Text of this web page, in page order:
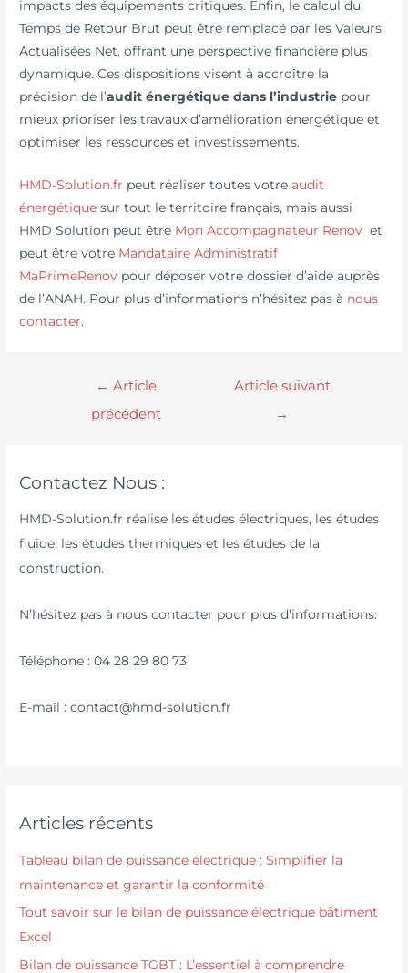
impacts des équipements critiques. Enfin, le calcul du
Temps de Retour Brut peut être remplacé par les Valeurs
Actualisées Net, offrant une perspective financière plus
dynamique. Ces dispositions visent à accroître la
précision de l’audit énergétique dans l’industrie pour
mieux prioriser les travaux d’amélioration énergétique et
optimiser les ressources et investissements.
HMD-Solution.fr peut réaliser toutes votreaudit
énergétique sur tout le territoire français, mais aussi
HMD Solution peut être Mon Accompagnateur Renov et
peut être votre Mandataire Administratif
MaPrimeRenov pour déposer votre dossier d’aide auprès
de l’ANAH. Pour plus d’informations n’hésitez pas à nous
contacter.
← Article
précédent
Article suivant
→
Contactez Nous :
HMD-Solution.fr réalise les études électriques, les études
fluide, les études thermiques et les études de la
construction.
N’hésitez pas à nous contacter pour plus d’informations:
Téléphone : 04 28 29 80 73
E-mail : contact@hmd-solution.fr
Articles récents
Tableau bilan de puissance électrique : Simplifier la
maintenance et garantir la conformité
Tout savoir sur le bilan de puissance électrique bâtiment
Excel
Bilan de puissance TGBT : L’essentiel à comprendre